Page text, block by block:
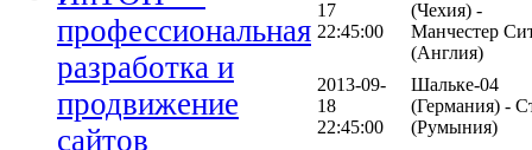
профессиональная
разработка и
продвижение
сайтов
17
22:45:00
(Чехия) -
Манчестер
(Англия)
2013-09-
18
22:45:00
Шальке-04
(Германия) -
(Румыния)